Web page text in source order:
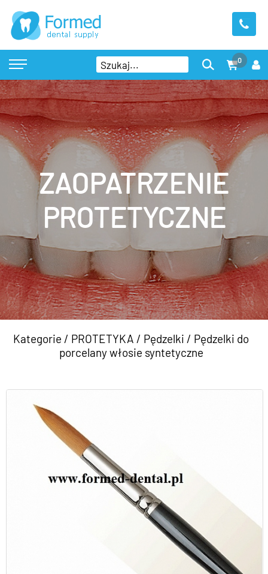
0
ZAOPATRZENIE
PROTETYCZNE
Kategorie / PROTETYKA / Pędzelki / Pędzelki do
porcelany włosie syntetyczne